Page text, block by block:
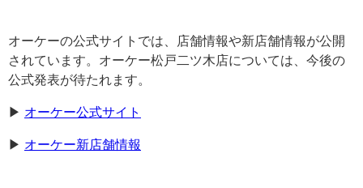
オーケーの公式サイトでは、店舗情報や新店舗情報が公開
されています。オーケー松戸二ツ木店については、今後の
公式発表が待たれます。
▶︎ オーケー公式サイト
▶︎ オーケー新店舗情報